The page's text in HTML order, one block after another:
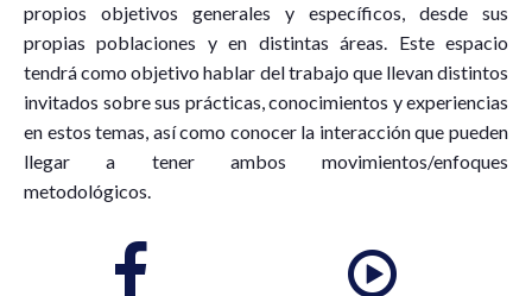
propios objetivos generales y específicos, desde sus
propias poblaciones y en distintas áreas. Este espacio
tendrá como objetivo hablar del trabajo que llevan distintos
invitados sobre sus prácticas, conocimientos y experiencias
en estos temas, así como conocer la interacción que pueden
llegar a tener ambos movimientos/enfoques
metodológicos.